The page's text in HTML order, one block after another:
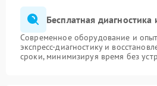
Бесплатная
Современное оборудование и
экспресс-диагностику и
сроки, минимизируя время без